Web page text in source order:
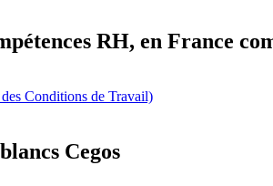
RH, en France
Conditions de Travail)
Cegos